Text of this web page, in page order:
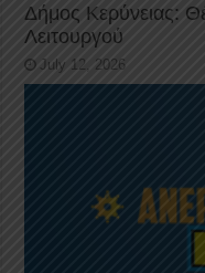
Δήμος Κερύνειας:
Λειτουργού
July 12, 2026